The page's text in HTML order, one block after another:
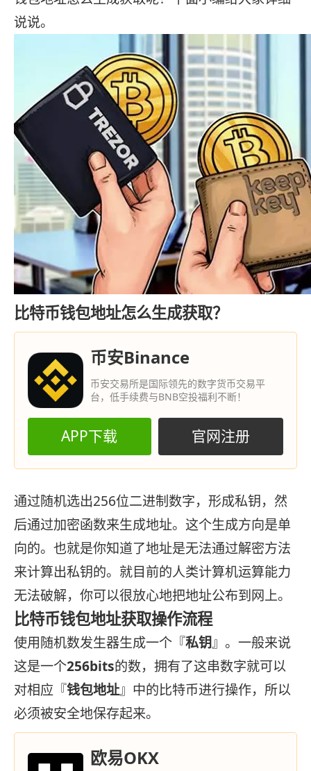
说说。
比特币钱包地址怎么生成获取？
币安Binance
币安交易所是国际领先的数字货币交易平
台，低手续费与BNB空投福利不断！
APP下载 官网注册
通过随机选出256位二进制数字，形成私钥，然
后通过加密函数来生成地址。这个生成方向是单
向的。也就是你知道了地址是无法通过解密方法
来计算出私钥的。就目前的人类计算机运算能力
无法破解，你可以很放心地把地址公布到网上。
比特币钱包地址获取操作流程
使用随机数发生器生成一个『私钥』。一般来说
这是一个256bits的数，拥有了这串数字就可以
对相应『钱包地址』中的比特币进行操作，所以
必须被安全地保存起来。
欧易OKX